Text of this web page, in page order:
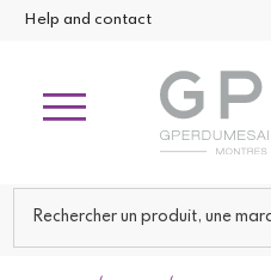
Help and contact